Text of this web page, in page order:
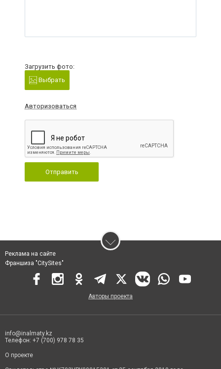
Загрузить фото:
Выбрать
Авторизоваться
Отправить
Реклама на сайте
Франшиза "CitySites"
Авторы проекта
info@inalmaty.kz
Телефон: +7 (700) 978 78 35
О проекте